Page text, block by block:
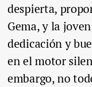
despierta,
Gema, y la
dedicación y
en el motor
embargo, no